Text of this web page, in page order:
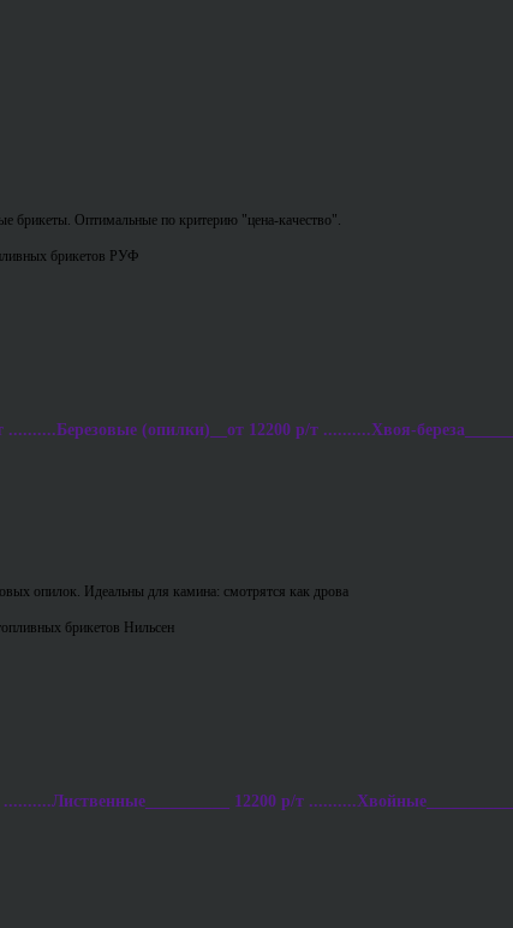
брикеты. Оптимальные по критерию "цена-качество".
брикетов РУФ
(опилки)__от 12200 р/т ..........Хвоя-
опилок. Идеальны для камина: смотрятся как дрова
брикетов Нильсен
12200 р/т